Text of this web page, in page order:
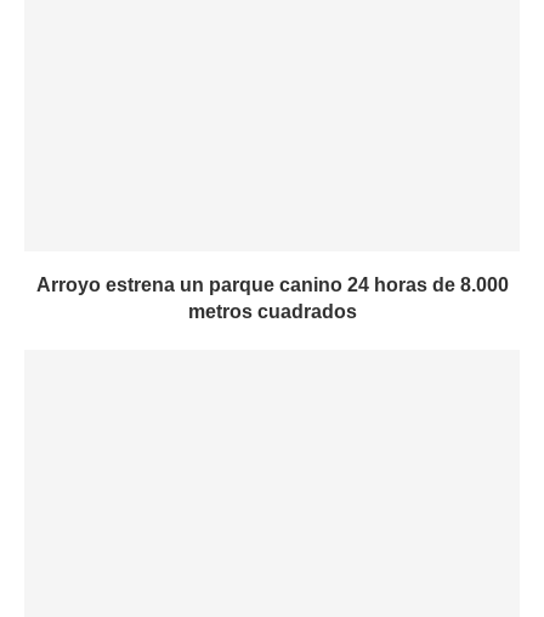
Arroyo estrena un parque canino 24 horas de 8.000
metros cuadrados